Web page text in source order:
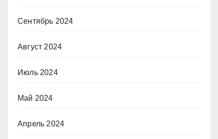
Сентябрь 2024
Август 2024
Июль 2024
Май 2024
Апрель 2024